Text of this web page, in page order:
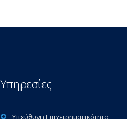
Υπηρεσίες
Υπεύθυνη Επιχειρηματικότητα